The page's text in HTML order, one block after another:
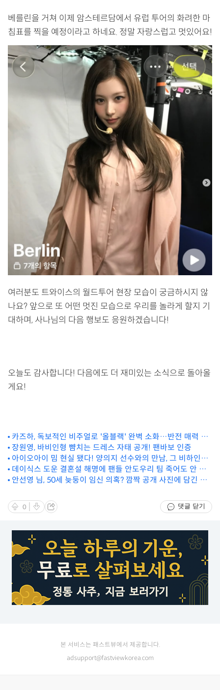
베를린을 거쳐 이제 암스테르담에서 유럽 투어의 화려한 마
침표를 찍을 예정이라고 하네요. 정말 자랑스럽고 멋있어요!
여러분도 트와이스의 월드투어 현장 모습이 궁금하시지 않
나요? 앞으로 또 어떤 멋진 모습으로 우리를 놀라게 할지 기
대하며, 사나님의 다음 행보도 응원하겠습니다!
오늘도 감사합니다! 다음에도 더 재미있는 소식으로 돌아올
게요!
카즈하, 독보적인 비주얼로 '올블랙' 완벽 소화…반전 매력 공
개!
장원영, 바비인형 뺨치는 드레스 자태 공개! 팬바보 인증
아이오아이 밈 현실 됐다! 양의지 선수와의 만남, 그 비하인드
스토리
데이식스 도운 결혼설 해명에 팬들 안도우리 팀 죽어도 안 없
어진다
안선영 님, 50세 늦둥이 임신 의혹? 깜짝 공개 사진에 담긴 반
0 댓글 닫기
본 서비스는 패스트뷰에서 제공합니다.
adsupport@fastviewkorea.com